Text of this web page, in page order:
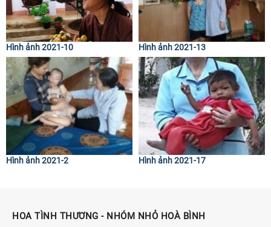
Hình ảnh 2021-10 Hình ảnh 2021-13
Hình ảnh 2021-2 Hình ảnh 2021-17
HOA TÌNH THƯƠNG - NHÓM NHỎ HOÀ BÌNH